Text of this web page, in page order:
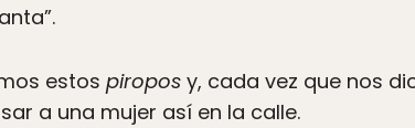
estos piropos y, cada vez que nos
a una mujer así en la calle.